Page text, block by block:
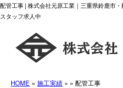
配管工事 | 株式会社元原工業｜三重県鈴鹿市・
スタッフ求人中
HOME »施工実績 » » 配管工事